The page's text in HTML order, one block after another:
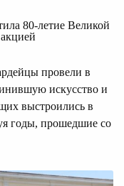
80-летие Великой
провели в
искусство и
выстроились в
годы, прошедшие со